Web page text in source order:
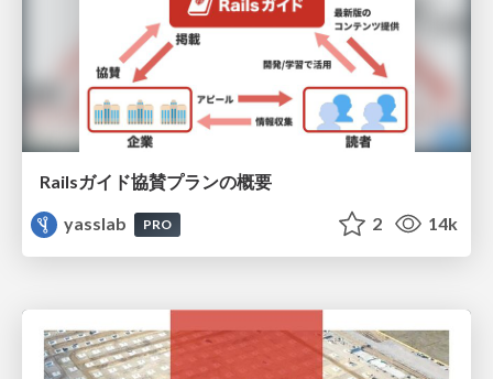
Railsガイド協賛プランの概要
yasslab
PRO 2 14k